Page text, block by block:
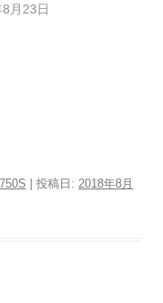
月23日
| 投稿日: 2018年8月